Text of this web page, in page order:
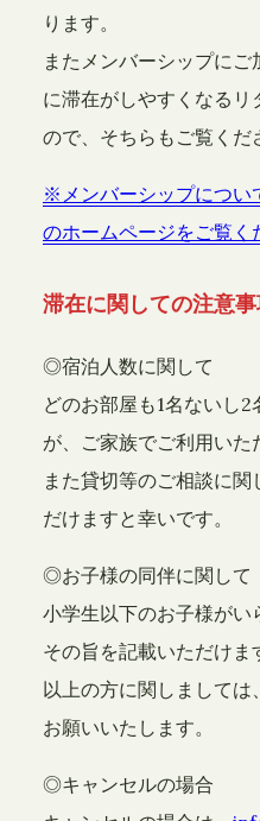
ります。
またメンバーシップに
に滞在がしやすくなる
ので、そちらもご覧くだ
※メンバーシップについ
のホームページをご覧く
滞在に関しての注意
◎宿泊人数に関して
どのお部屋も1名ないし
が、ご家族でご利用いた
また貸切等のご相談に
だけますと幸いです。
◎お子様の同伴に関して
小学生以下のお子様がい
その旨を記載いただけ
以上の方に関しまして
お願いいたします。
◎キャンセルの場合